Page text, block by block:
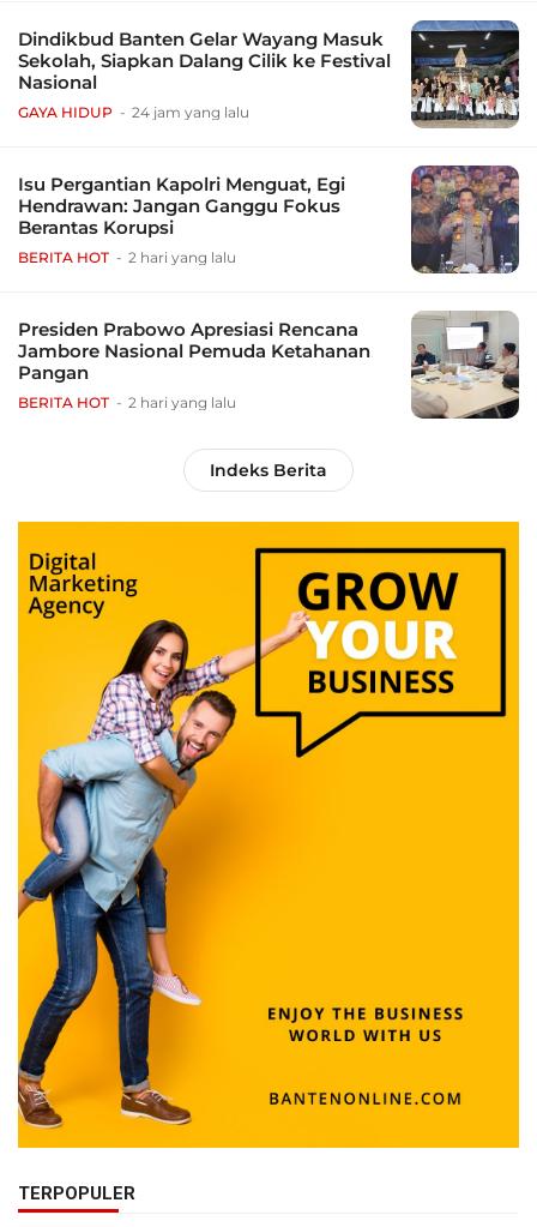
Dindikbud Banten Gelar Wayang Masuk
Sekolah, Siapkan Dalang Cilik ke Festival
Nasional
GAYA HIDUP 24 jam yang lalu
Isu Pergantian Kapolri Menguat, Egi
Hendrawan: Jangan Ganggu Fokus
Berantas Korupsi
BERITA HOT 2 hari yang lalu
Presiden Prabowo Apresiasi Rencana
Jambore Nasional Pemuda Ketahanan
Pangan
BERITA HOT 2 hari yang lalu
Indeks Berita
TERPOPULER